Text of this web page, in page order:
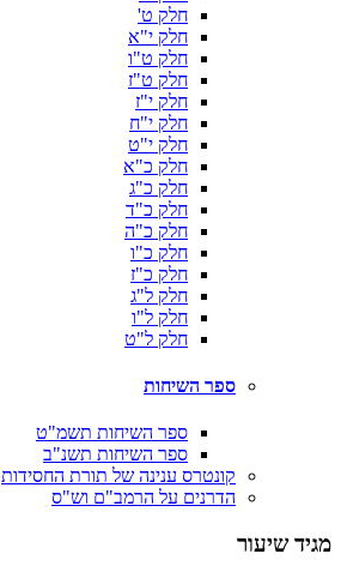
חלק ט'
חלק י"א
חלק ט"ו
חלק ט"ז
חלק י"ז
חלק י"ח
חלק י"ט
חלק כ"א
חלק כ"ג
חלק כ"ד
חלק כ"ה
חלק כ"ו
חלק כ"ז
חלק ל"ג
חלק ל"ו
חלק ל"ט
ספר השיחות
ספר השיחות תשמ"ט
ספר השיחות תשנ"ב
קונטרס ענינה של תורת החסידות
הדרנים על הרמב"ם וש"ס
מגיד שיעור